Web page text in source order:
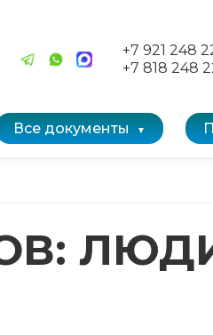
+7 921 248
+7 818 248
Все документы